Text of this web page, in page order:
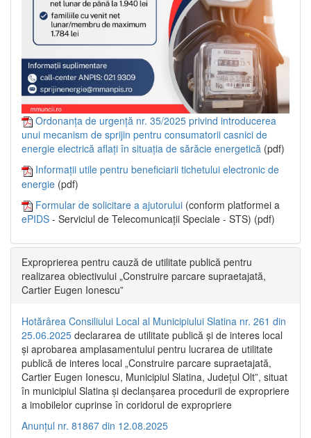
Ordonanța de urgență nr. 35/2025 privind introducerea
unui mecanism de sprijin pentru consumatorii casnici de
energie electrică aflați în situația de sărăcie energetică (pdf)
Informații utile pentru beneficiarii tichetului electronic de
energie (pdf)
Formular de solicitare a ajutorului (conform platformei a
ePIDS - Serviciul de Telecomunicații Speciale - STS) (pdf)
Exproprierea pentru cauză de utilitate publică pentru
realizarea obiectivului „Construire parcare supraetajată,
Cartier Eugen Ionescu”
Hotărârea Consiliului Local al Municipiului Slatina nr. 261 din
25.06.2025 declararea de utilitate publică și de interes local
și aprobarea amplasamentului pentru lucrarea de utilitate
publică de interes local „Construire parcare supraetajată,
Cartier Eugen Ionescu, Municipiul Slatina, Județul Olt”, situat
în municipiul Slatina și declanșarea procedurii de expropriere
a imobilelor cuprinse în coridorul de expropriere
Anunțul nr. 81867 din 12.08.2025